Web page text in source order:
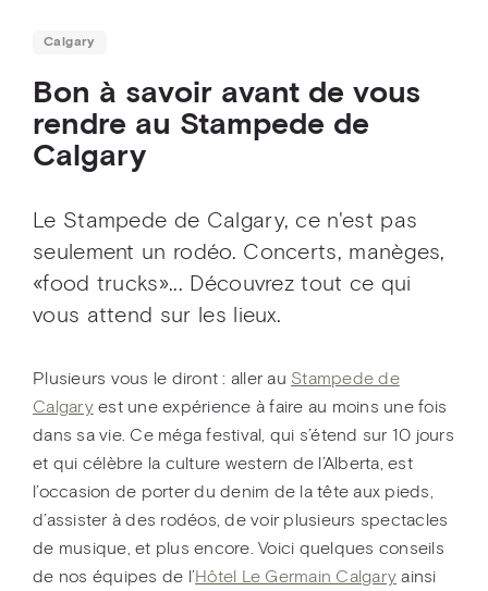
Calgary
Bon à savoir avant de vous
rendre au Stampede de
Calgary
Le Stampede de Calgary, ce n'est pas
seulement un rodéo. Concerts, manèges,
«food trucks»... Découvrez tout ce qui
vous attend sur les lieux.
Plusieurs vous le diront : aller au Stampede de
Calgaryest une expérience à faire au moins une fois
dans sa vie. Ce méga festival, qui s’étend sur 10 jours
et qui célèbre la culture western de l’Alberta, est
l’occasion de porter du denim de la tête aux pieds,
d’assister à des rodéos, de voir plusieurs spectacles
de musique, et plus encore. Voici quelques conseils
de nos équipes de l’Hôtel Le Germain Calgary ainsi